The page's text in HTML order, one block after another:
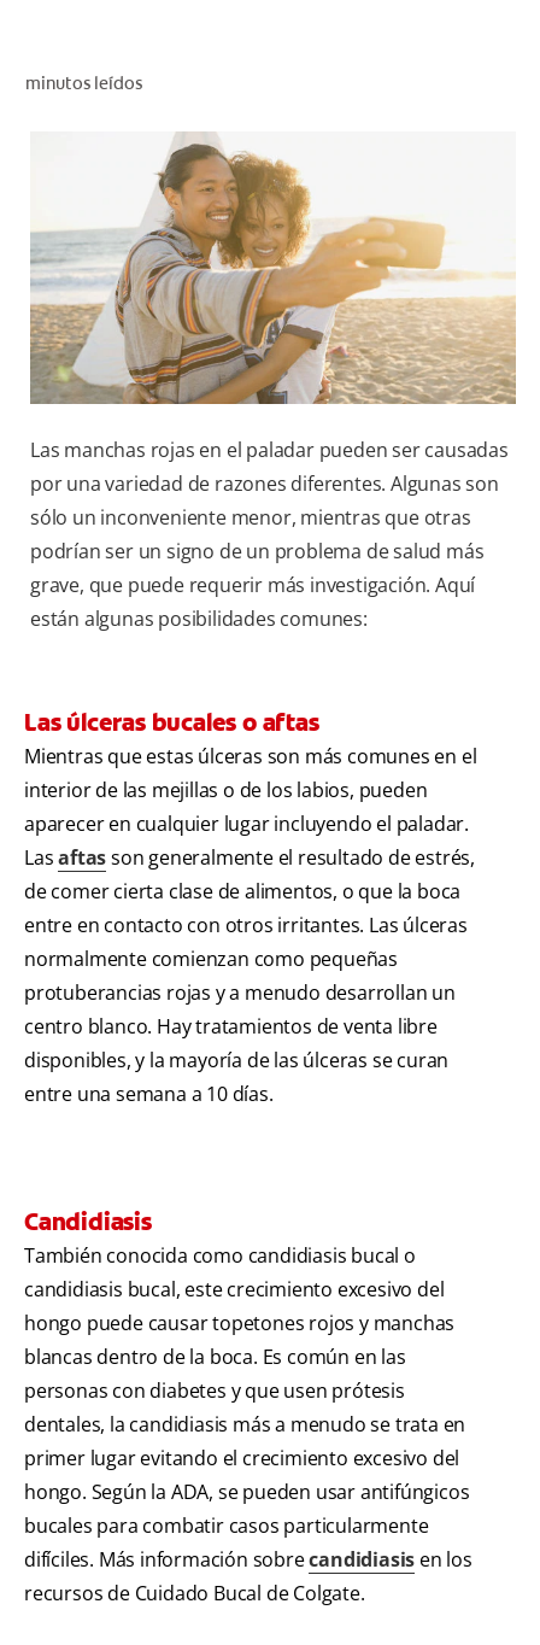
CUPONES
CO (ES)
SUSCRÍBETE
minutos leídos
Las manchas rojas en el paladar pueden ser causadas
por una variedad de razones diferentes. Algunas son
sólo un inconveniente menor, mientras que otras
podrían ser un signo de un problema de salud más
grave, que puede requerir más investigación. Aquí
están algunas posibilidades comunes:
Las úlceras bucales o aftas
Mientras que estas úlceras son más comunes en el
interior de las mejillas o de los labios, pueden
aparecer en cualquier lugar incluyendo el paladar.
Lasaftasson generalmente el resultado de estrés,
de comer cierta clase de alimentos, o que la boca
entre en contacto con otros irritantes. Las úlceras
normalmente comienzan como pequeñas
protuberancias rojas y a menudo desarrollan un
centro blanco. Hay tratamientos de venta libre
disponibles, y la mayoría de las úlceras se curan
entre una semana a 10 días.
Candidiasis
También conocida como candidiasis bucal o
candidiasis bucal, este crecimiento excesivo del
hongo puede causar topetones rojos y manchas
blancas dentro de la boca. Es común en las
personas con diabetes y que usen prótesis
dentales, la candidiasis más a menudo se trata en
primer lugar evitando el crecimiento excesivo del
hongo. Según la ADA, se pueden usar antifúngicos
bucales para combatir casos particularmente
difíciles. Más información sobrecandidiasis en los
recursos de Cuidado Bucal de Colgate.